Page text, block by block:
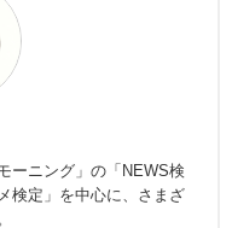
ーニング」の「NEWS検
検定」を中心に、さまざ